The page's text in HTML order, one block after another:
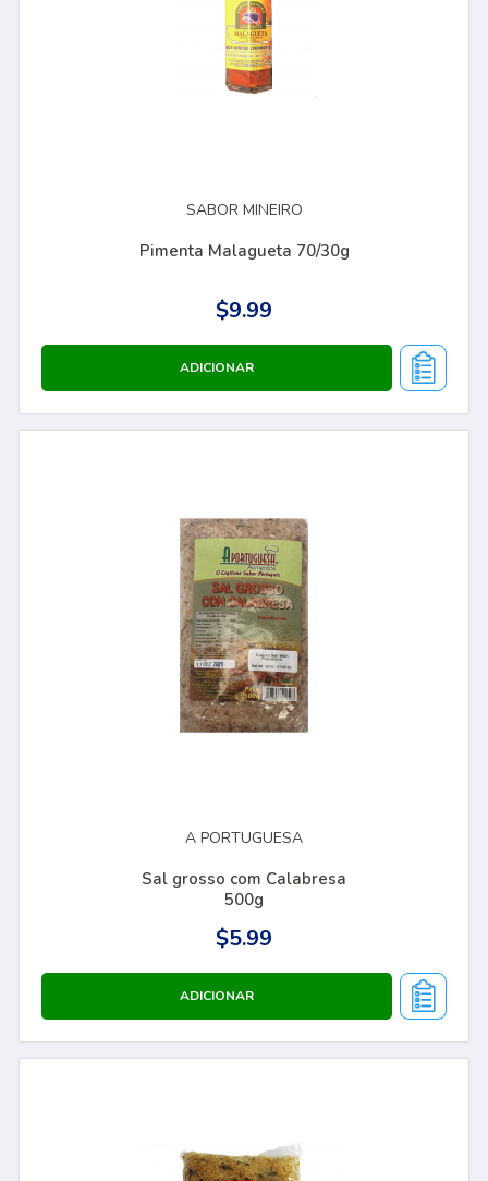
SABOR MINEIRO
Pimenta Malagueta 70/30g
$9.99
A PORTUGUESA
Sal grosso com Calabresa
500g
$5.99